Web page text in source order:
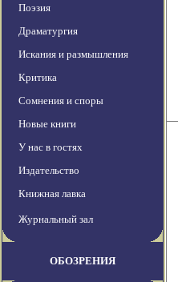
Поэзия
Драматургия
Искания и размышления
Критика
Сомнения и споры
Новые книги
У нас в гостях
Издательство
Книжная лавка
Журнальный зал
ОБОЗРЕНИЯ